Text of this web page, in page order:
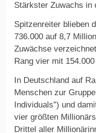
Stärkster Zuwachs in
Spitzenreiter blieben
736.000 auf 8,7
Zuwächse
Rang vier mit
In Deutschland auf
Menschen zur
Individuals”) und
vier größten
Drittel aller